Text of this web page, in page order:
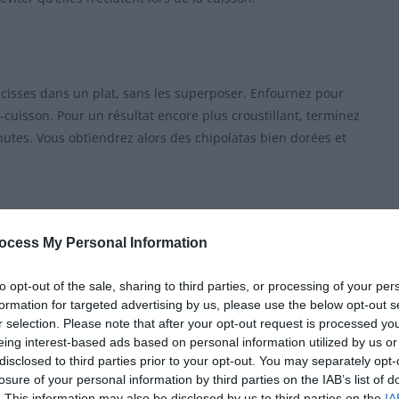
My Personal Information
opt-out of the sale, sharing to third parties, or processing of your
for targeted advertising by us, please use the below opt-out
selection. Please note that after your opt-out request is processed
interest-based ads based on personal information utilized by us
to third parties prior to your opt-out. You may separately
of your personal information by third parties on the IAB’s list of
dans un plat, sans les superposer. Enfournez pour
Pour un résultat encore plus croustillant, terminez
Vous obtiendrez alors des chipolatas bien dorées et
pour les chipolatas, surtout lors des soirées entre amis. La
Évitez également les flammes directes qui risquent de
et laissez cuire environ 10 minutes, en les retournant